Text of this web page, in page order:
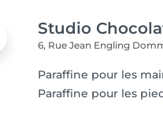
Studio
6, Rue Jean Engling
Paraffine pour les
Paraffine pour les